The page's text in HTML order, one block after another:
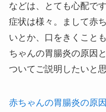
などは、とても心配で
症状は様々。まして赤
いとか、口をきくこと
ちゃんの胃腸炎の原因
ついてご説明したいと思
赤ちゃんの胃腸炎の原